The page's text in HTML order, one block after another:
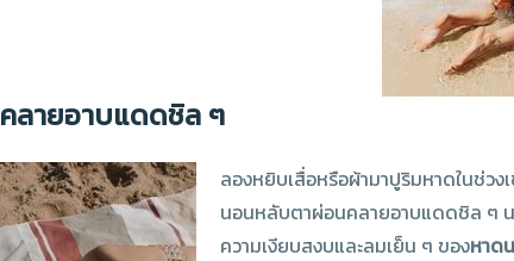
ลายอาบแดดชิล ๆ
ลองหยิบเสื่อหรือผ้ามาปูริมหาดในช่วง
นอนหลับตาผ่อนคลายอาบแดดชิล ๆ
ความเงียบสงบและลมเย็น ๆ ของหาด